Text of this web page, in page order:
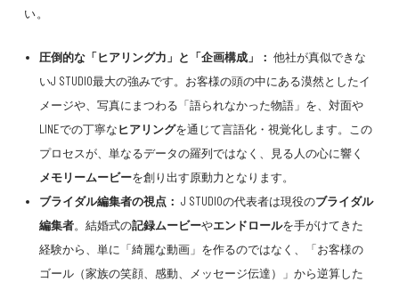
い。
圧倒的な「ヒアリング力」と「企画構成」 ： 他社が真似できな
いJ STUDIO最大の強みです。お客様の頭の中にある漠然としたイ
メージや、写真にまつわる「語られなかった物語」を、対面や
LINEでの丁寧なヒアリングを通じて言語化・視覚化します。この
プロセスが、単なるデータの羅列ではなく、見る人の心に響く
メモリームービーを創り出す原動力となります。
ブライダル編集者の視点： J STUDIOの代表者は現役のブライダル
編集者。結婚式の記録ムービーやエンドロールを手がけてきた
経験から、単に「綺麗な動画」を作るのではなく、「お客様の
ゴール（家族の笑顔、感動、メッセージ伝達）」から逆算した